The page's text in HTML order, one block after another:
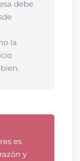
debe
la
es
y